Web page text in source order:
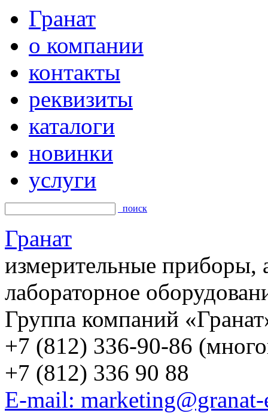
Гранат
о компании
контакты
реквизиты
каталоги
новинки
услуги
поиск
Гранат
измерительные приборы,
лабораторное
Группа компаний
+7 (812) 336-90-86
+7 (812) 336 90 88
E-mail: